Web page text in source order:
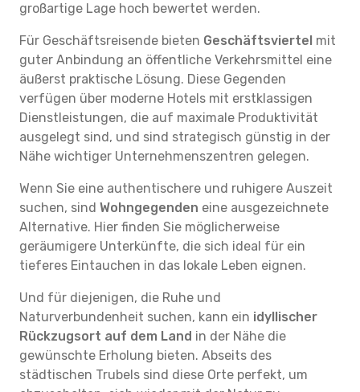
großartige Lage hoch bewertet werden.
Für Geschäftsreisende bieten Geschäftsviertel mit
guter Anbindung an öffentliche Verkehrsmittel eine
äußerst praktische Lösung. Diese Gegenden
verfügen über moderne Hotels mit erstklassigen
Dienstleistungen, die auf maximale Produktivität
ausgelegt sind, und sind strategisch günstig in der
Nähe wichtiger Unternehmenszentren gelegen.
Wenn Sie eine authentischere und ruhigere Auszeit
suchen, sind Wohngegenden eine ausgezeichnete
Alternative. Hier finden Sie möglicherweise
geräumigere Unterkünfte, die sich ideal für ein
tieferes Eintauchen in das lokale Leben eignen.
Und für diejenigen, die Ruhe und
Naturverbundenheit suchen, kann ein idyllischer
Rückzugsort auf dem Land in der Nähe die
gewünschte Erholung bieten. Abseits des
städtischen Trubels sind diese Orte perfekt, um